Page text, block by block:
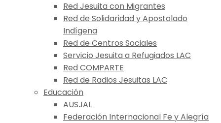
Red Jesuita con Migrantes
Red de Solidaridad y Apostolado
Indígena
Red de Centros Sociales
Servicio Jesuita a Refugiados LAC
Red COMPARTE
Red de Radios Jesuitas LAC
Educación
AUSJAL
Federación Internacional Fe y Alegría